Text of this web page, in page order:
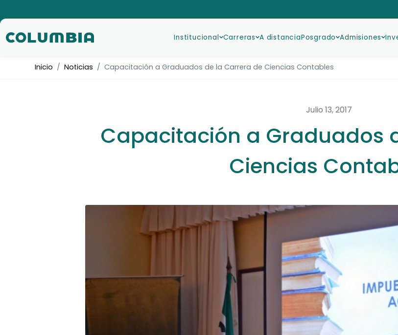
Institucional Carreras A distanciaPosgrado Admisiones
Inicio Noticias Capacitación a Graduados de la Carrera de Ciencias Contables
Julio 13, 2017
Capacitación a Graduados
Ciencias